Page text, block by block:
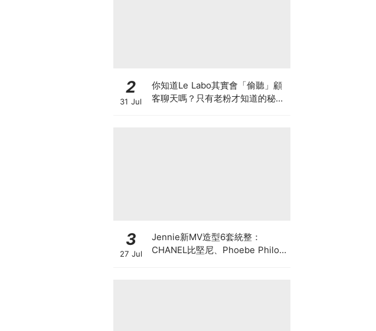
2
31 Jul
你知道Le Labo其實會「偷聽」顧
客聊天嗎？只有老粉才知道的秘密
3
27 Jul
Jennie新MV造型6套統整：
CHANEL比堅尼、Phoebe Philo